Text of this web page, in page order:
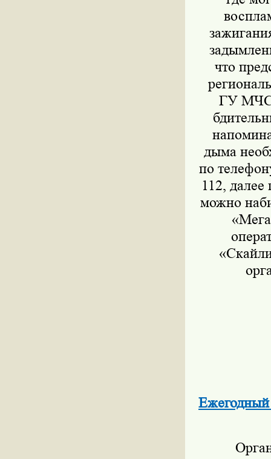
что
ГУ МЧС
дыма
по
112,
можно